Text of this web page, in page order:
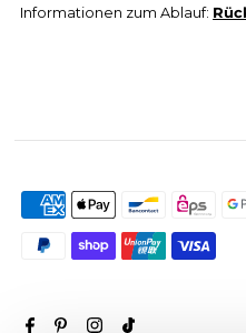
Informationen zum Ablauf: